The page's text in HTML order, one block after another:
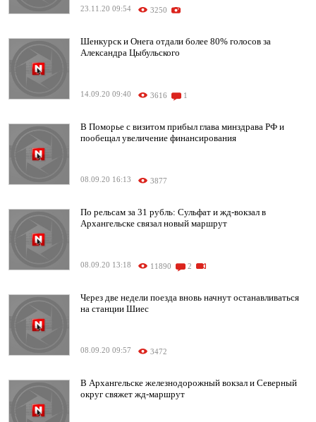
23.11.20 09:54 3250
Шенкурск и Онега отдали более 80% голосов за
Александра Цыбульского
14.09.20 09:40 3616 1
В Поморье с визитом прибыл глава минздрава РФ и
пообещал увеличение финансирования
08.09.20 16:13 3877
По рельсам за 31 рубль: Сульфат и жд-вокзал в
Архангельске связал новый маршрут
08.09.20 13:18 11890 2
Через две недели поезда вновь начнут останавливаться
на станции Шиес
08.09.20 09:57 3472
В Архангельске железнодорожный вокзал и Северный
округ свяжет жд-маршрут